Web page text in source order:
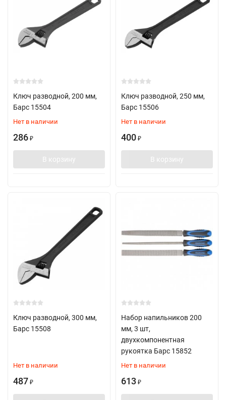
Ключ разводной, 200 мм,
Барс 15504
Нет в наличии
286 ₽
В корзину
Ключ разводной, 250 мм,
Барс 15506
Нет в наличии
400 ₽
В корзину
Ключ разводной, 300 мм,
Барс 15508
Нет в наличии
487 ₽
Набор напильников 200
мм, 3 шт,
двухкомпонентная
рукоятка Барс 15852
Нет в наличии
613 ₽